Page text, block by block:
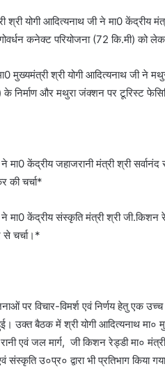
योगी आदित्यनाथ जी ने मा0 केंद्रीय
कनेक्ट परियोजना (72 कि.मी) को
मुख्यमंत्री श्री योगी आदित्यनाथ जी ने
निर्माण और मथुरा जंक्शन पर टूरिस्ट
मा0 केंद्रीय जहाजरानी मंत्री श्री
की चर्चा*
मा0 केंद्रीय संस्कृति मंत्री श्री जी.किशन
से चर्चा।*
पर विचार-विमर्श एवं निर्णय हेतु
उक्त बैठक में श्री योगी आदित्यनाथ मा०
रानी एवं जल मार्ग, जी किशन रेड्डी मा०
उ०प्र० द्वारा भी प्रतिभाग किया